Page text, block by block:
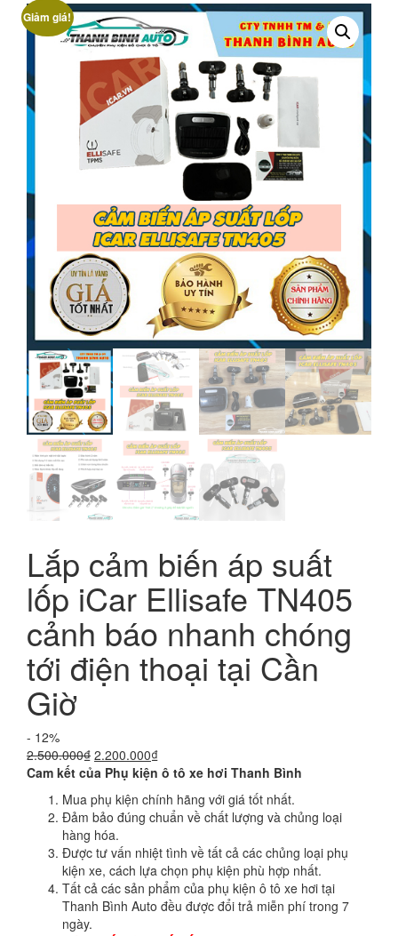
Giảm giá!
Lắp cảm biến áp suất
lốp iCar Ellisafe TN405
cảnh báo nhanh chóng
tới điện thoại tại Cần
Giờ
- 12%
2.500.000₫ Giá
gốc
2.500.000₫.
2.200.000₫Giá
hiện
là:
2.200.000₫.
Cam kết của Phụ kiện ô tô xe hơi Thanh Bình
Mua phụ kiện chính hãng với giá tốt nhất.
Đảm bảo đúng chuẩn về chất lượng và chủng loại
hàng hóa.
Được tư vấn nhiệt tình về tất cả các chủng loại phụ
kiện xe, cách lựa chọn phụ kiện phù hợp nhất.
Tất cả các sản phẩm của phụ kiện ô tô xe hơi tại
Thanh Bình Auto đều được đổi trả miễn phí trong 7
ngày.